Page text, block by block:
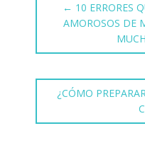
← 10 ERRORES
AMOROSOS DE
¿CÓMO